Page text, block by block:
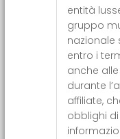
entità
gruppo
nazionale
entro i
anche
durante
affiliate,
obblighi